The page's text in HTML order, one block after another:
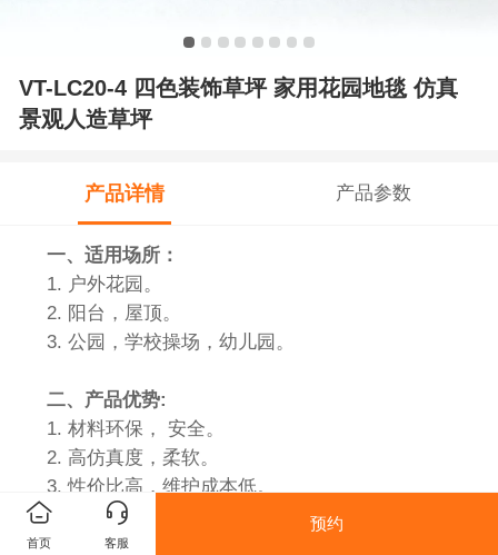
VT-LC20-4 四色装饰草坪 家用花园地毯 仿真
景观人造草坪
产品详情 产品参数
一、 适用场所：
1. 户外花园。
2. 阳台，屋顶。
3. 公园，学校操场，幼儿园。
二、产品优势:
1. 材料环保， 安全。
2. 高仿真度，柔软。
3. 性价比高，维护成本低。
4. 耐磨，高弹性。
5. 抗氧化，抗UV，不易褪色。
首页 客服
预约